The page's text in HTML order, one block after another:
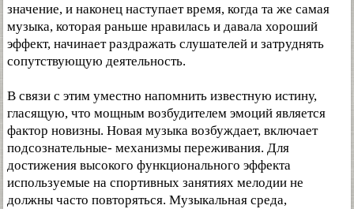
значение, и наконец наступает время, когда та же самая
музыка, которая раньше нравилась и давала хороший
эффект, начинает раздражать слушателей и затруднять
сопутствующую деятельность.
В связи с этим уместно напомнить известную истину,
гласящую, что мощным возбудителем эмоций является
фактор новизны. Новая музыка возбуждает, включает
подсознательные- механизмы переживания. Для
достижения высокого функционального эффекта
используемые на спортивных занятиях мелодии не
должны часто повторяться. Музыкальная среда,